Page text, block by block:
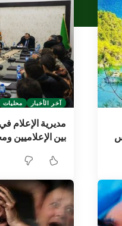
آخر الأخبار محليات
مديرية الإعلام
بين